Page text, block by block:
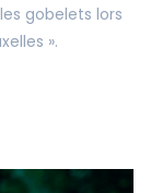
gobelets lors
».